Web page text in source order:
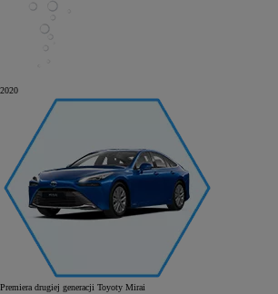
2020
Premiera drugiej generacji Toyoty Mirai